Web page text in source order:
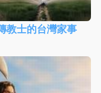
教士的台灣家事